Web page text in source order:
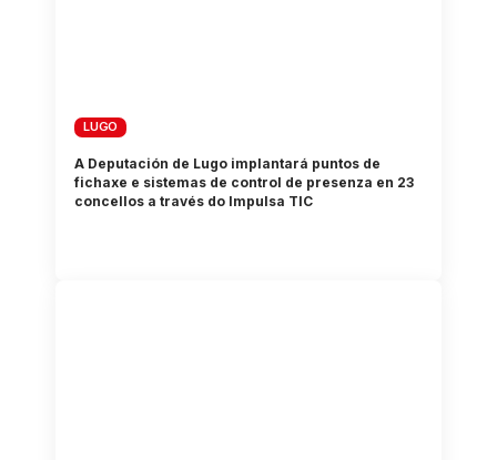
LUGO
A Deputación de Lugo implantará puntos de
fichaxe e sistemas de control de presenza en 23
concellos a través do Impulsa TIC